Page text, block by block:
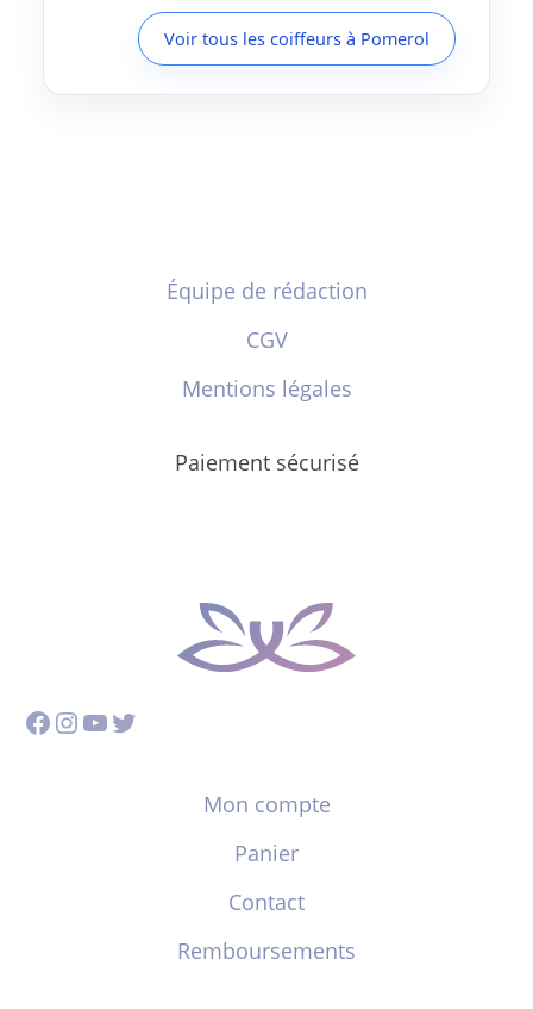
Voir tous les coiffeurs à Pomerol
Équipe de rédaction
CGV
Mentions légales
Paiement sécurisé
Facebook
Instagram
YouTube
Twitter
Mon compte
Panier
Contact
Remboursements